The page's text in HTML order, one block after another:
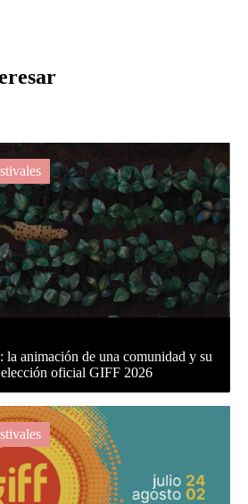
la animación de una comunidad y su
oficial GIFF 2026